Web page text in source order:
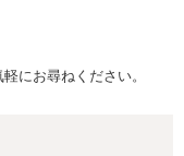
にお尋ねください。